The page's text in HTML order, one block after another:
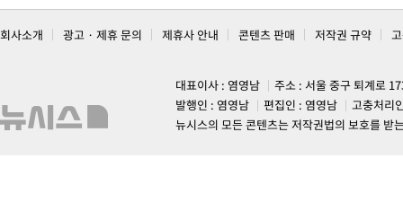
회사소개 광고 · 제휴 문의 제휴사 안내 콘텐츠 판매 저작권 규약
대표이사 : 염영남
주소 : 서울 중구 퇴계로
발행인 : 염영남
편집인 : 염영남
고충처리
뉴시스의 모든 콘텐츠는 저작권법의 보호를